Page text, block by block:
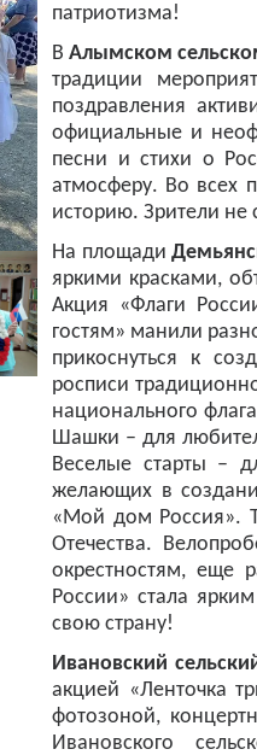
патриотизма!
ВАлымском
традиции
поздравления
официальные и
песни и стихи о
атмосферу. Во всех
историю. Зрители
На площади
яркими красками,
Акция «Флаги
гостям» манили
прикоснуться к
росписи
национального
Шашки – для
Веселые старты –
желающих в
«Мой дом Россия».
Отечества.
окрестностям, еще
России» стала
свою страну!
Ивановский
акцией «Ленточка
фотозоной,
Ивановского